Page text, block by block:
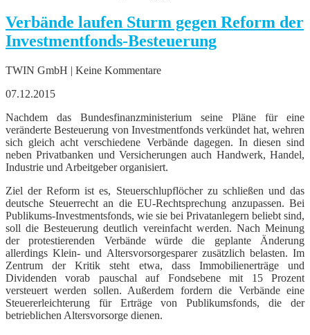
Verbände laufen Sturm gegen Reform der
Investmentfonds-Besteuerung
TWIN GmbH | Keine Kommentare
07.12.2015
Nachdem das Bundesfinanzministerium seine Pläne für eine
veränderte Besteuerung von Investmentfonds verkündet hat, wehren
sich gleich acht verschiedene Verbände dagegen. In diesen sind
neben Privatbanken und Versicherungen auch Handwerk, Handel,
Industrie und Arbeitgeber organisiert.
Ziel der Reform ist es, Steuerschlupflöcher zu schließen und das
deutsche Steuerrecht an die EU-Rechtsprechung anzupassen. Bei
Publikums-Investmentsfonds, wie sie bei Privatanlegern beliebt sind,
soll die Besteuerung deutlich vereinfacht werden. Nach Meinung
der protestierenden Verbände würde die geplante Änderung
allerdings Klein- und Altersvorsorgesparer zusätzlich belasten. Im
Zentrum der Kritik steht etwa, dass Immobilienerträge und
Dividenden vorab pauschal auf Fondsebene mit 15 Prozent
versteuert werden sollen. Außerdem fordern die Verbände eine
Steuererleichterung für Erträge von Publikumsfonds, die der
betrieblichen Altersvorsorge dienen.